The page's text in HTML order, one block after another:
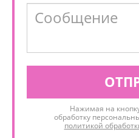
Нажимая на
обработку
политикой